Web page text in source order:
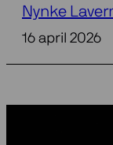
Nynke
16 april 2026